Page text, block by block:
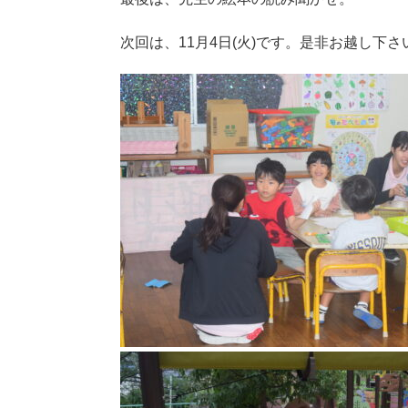
次回は、11月4日(火)です。是非お越し下さ